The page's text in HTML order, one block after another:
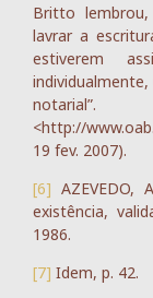
Britto
lavrar a
estiverem
<http://
19 fev. 2007).
[6] AZEVEDO,
existência,
1986.
[7] Idem, p. 42.